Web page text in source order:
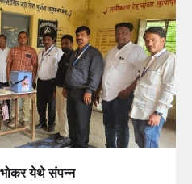
येथे संपन्न